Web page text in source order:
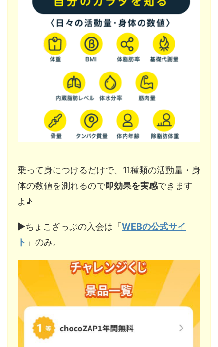
乗って身につけるだけで、11種類の活動量・身
体の数値を測れるので即効果を実感できます
よ♪
▶︎ちょこざっぷの入会は「 WEBの公式サイ
ト 」のみ。